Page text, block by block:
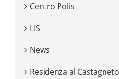
Centro Polis
LIS
News
Residenza al Castagneto